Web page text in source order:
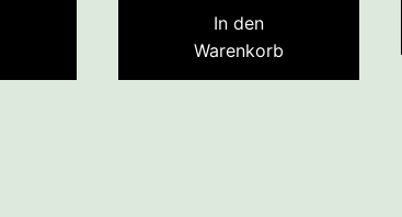
In den
Warenkorb